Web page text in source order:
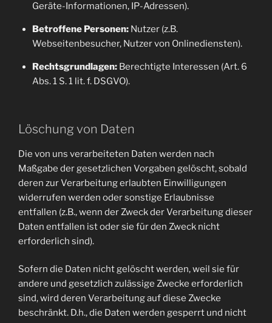
Geräte-Informationen, IP-Adressen).
Betroffene Personen:Nutzer (z.B.
Webseitenbesucher, Nutzer von Onlinediensten).
Rechtsgrundlagen:Berechtigte Interessen (Art. 6
Abs. 1 S. 1 lit. f. DSGVO).
Löschung von Daten
Die von uns verarbeiteten Daten werden nach
Maßgabe der gesetzlichen Vorgaben gelöscht, sobald
deren zur Verarbeitung erlaubten Einwilligungen
widerrufen werden oder sonstige Erlaubnisse
entfallen (z.B., wenn der Zweck der Verarbeitung dieser
Daten entfallen ist oder sie für den Zweck nicht
erforderlich sind).
Sofern die Daten nicht gelöscht werden, weil sie für
andere und gesetzlich zulässige Zwecke erforderlich
sind, wird deren Verarbeitung auf diese Zwecke
beschränkt. D.h., die Daten werden gesperrt und nicht